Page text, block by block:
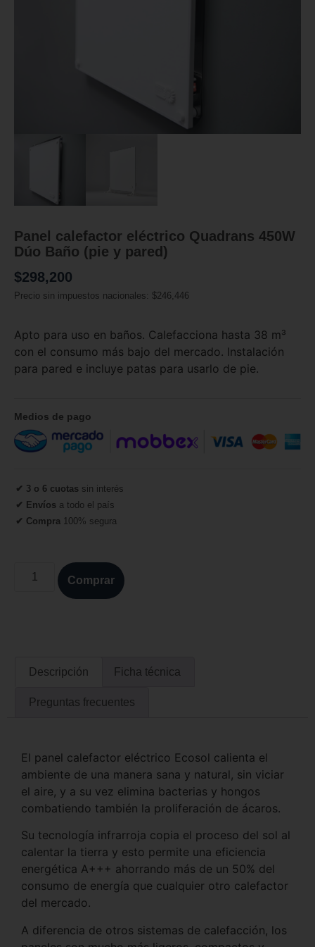
Panel calefactor eléctrico Quadrans 450W
Dúo Baño (pie y pared)
$298,200
Precio sin impuestos nacionales: $246,446
Apto para uso en baños. Calefacciona hasta 38 m³
con el consumo más bajo del mercado. Instalación
para pared e incluye patas para usarlo de pie.
Medios de pago
✔ 3 o 6 cuotas sin interés
✔ Envíos a todo el país
✔ Compra 100% segura
Comprar
Descripción Ficha técnica
Preguntas frecuentes
El panel calefactor eléctrico Ecosol calienta el
ambiente de una manera sana y natural, sin viciar
el aire, y a su vez elimina bacterias y hongos
combatiendo también la proliferación de ácaros.
Su tecnología infrarroja copia el proceso del sol al
calentar la tierra y esto permite una eficiencia
energética A+++ ahorrando más de un 50% del
consumo de energía que cualquier otro calefactor
del mercado.
A diferencia de otros sistemas de calefacción, los